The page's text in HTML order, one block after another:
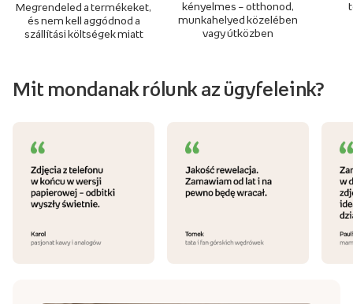
Megrendeled a termékeket,
és nem kell aggódnod a
szállítási költségek miatt
kényelmes – otthonod,
munkahelyed közelében
vagy útközben
Mit mondanak rólunk az ügyfeleink?